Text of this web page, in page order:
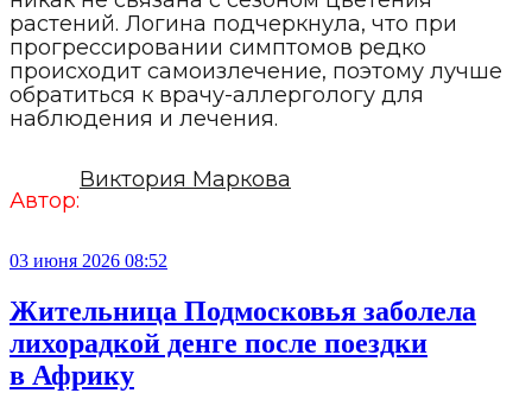
растений. Логина подчеркнула, что при
прогрессировании симптомов редко
происходит самоизлечение, поэтому лучше
обратиться к врачу-аллергологу для
наблюдения и лечения.
Автор:
Виктория Маркова
03 июня 2026 08:52
Жительница Подмосковья заболела
лихорадкой денге после поездки
в Африку